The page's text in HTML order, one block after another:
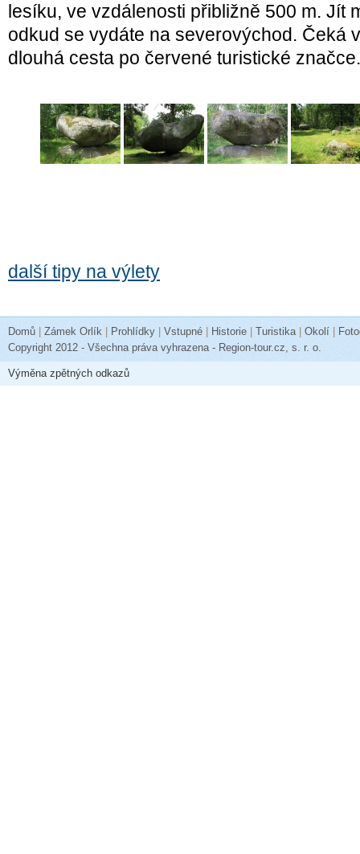
lesíku, ve vzdálenosti přibližně 500 m. Jít
odkud se vydáte na severovýchod. Čeká
dlouhá cesta po červené turistické značce.
další tipy na výlety
Domů Zámek Orlík Prohlídky Vstupné Historie Turistika Okolí
Copyright 2012 - Všechna práva vyhrazena - Region-tour.cz, s. r. o.
Výměna zpětných odkazů